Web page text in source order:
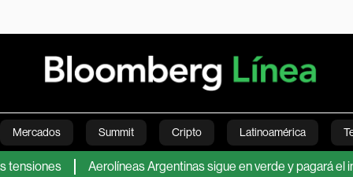
Mercados Summit Cripto Latinoamérica
Economía Estilo de vida Mundo Videos
Aerolíneas Argentinas sigue en verde y pagará el impuesto